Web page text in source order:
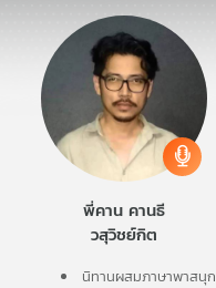
แนะนำ
พี่คาน คานธี
วสุวิชย์กิต
นิทานผสมภาษาพาสนุก